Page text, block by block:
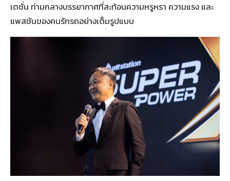
เตชั่น ท่ามกลางบรรยากาศที่สะท้อนความหรูหรา ความแรง และ
แพสชันของคนรักรถอย่างเต็มรูปแบบ